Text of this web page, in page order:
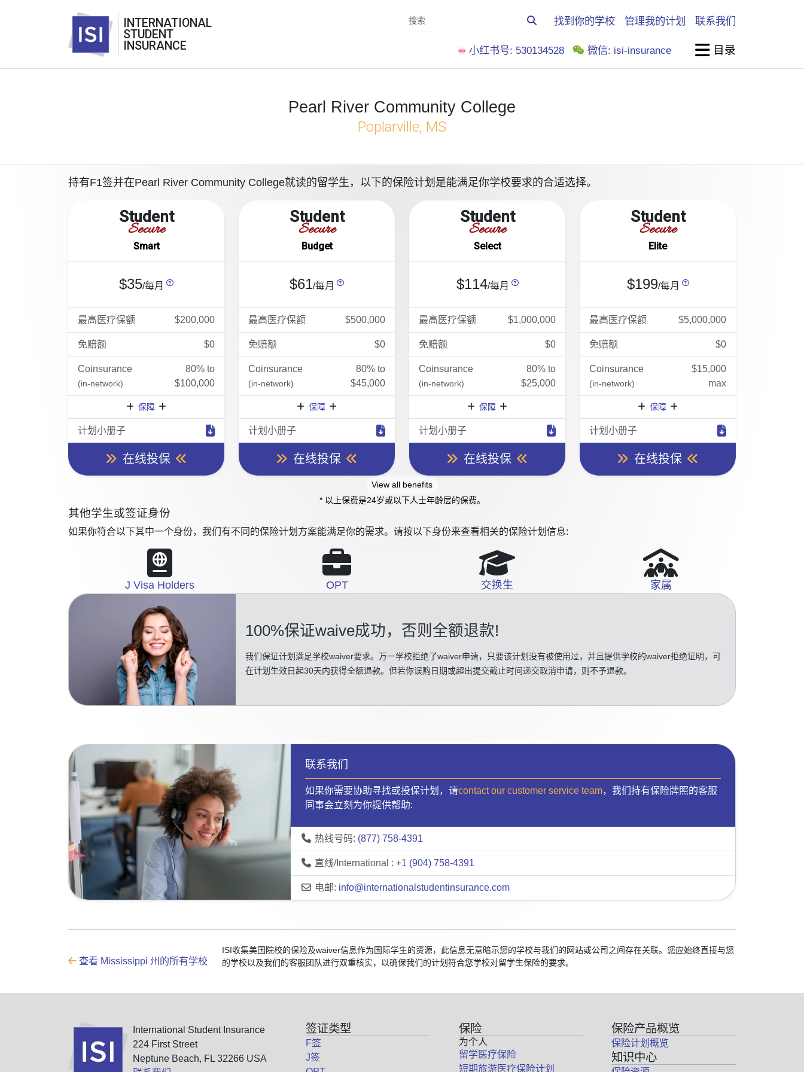
INTERNATIONAL
STUDENT
INSURANCE
找到你的学校 管理我的计划 联系我们
小红书号: 530134528 微信: isi-insurance 目录
Pearl River Community College
Poplarville, MS
持有F1签并在Pearl River Community College就读的留学生，以下的保险计划是能满足你学校要求的合适选择。
Student
Secure
Smart
$35/每月
最高医疗保额 $200,000
免赔额 $0
Coinsurance
(in-network)
80% to
$100,000
保障
计划小册子
在线投保
Student
Secure
Budget
$61/每月
最高医疗保额 $500,000
免赔额 $0
Coinsurance
(in-network)
80% to
$45,000
保障
计划小册子
在线投保
Student
Secure
Select
$114/每月
最高医疗保额 $1,000,000
免赔额 $0
Coinsurance
(in-network)
80% to
$25,000
保障
计划小册子
在线投保
Student
Secure
Elite
$199/每月
最高医疗保额 $5,000,000
免赔额 $0
Coinsurance
(in-network)
$15,000
max
保障
计划小册子
在线投保
View all benefits
* 以上保费是24岁或以下人士年龄层的保费。
其他学生或签证身份
如果你符合以下其中一个身份，我们有不同的保险计划方案能满足你的需求。请按以下身份来查看相关的保险计划信息:
J Visa Holders OPT 交换生 家属
100%保证waive成功 ，否则全额退款!
我们保证计划满足学校waiver要求。万一学校拒绝了waiver申请，只要该计划没有被使用过，并且提供学校的waiver拒绝证明，可
在计划生效日起30天内获得全额退款。但若你误购日期或超出提交截止时间递交取消申请，则不予退款。
联系我们
如果你需要协助寻找或投保计划，请contact our customer service team，我们持有保险牌照的客服
同事会立刻为你提供帮助:
热线号码: (877) 758-4391
直线/International : +1 (904) 758-4391
电邮: info@internationalstudentinsurance.com
查看 Mississippi 州的所有学校
ISI收集美国院校的保险及waiver信息作为国际学生的资源，此信息无意暗示您的学校与我们的网站或公司之间存在关联。您应始终直接与您
的学校以及我们的客服团队进行双重核实，以确保我们的计划符合您学校对留学生保险的要求。
International Student Insurance
224 First Street
Neptune Beach, FL 32266 USA
签证类型
F签
J签
保险
为个人
留学医疗保险
短期旅游医疗保险计划
保险产品概览
保险计划概览
知识中心